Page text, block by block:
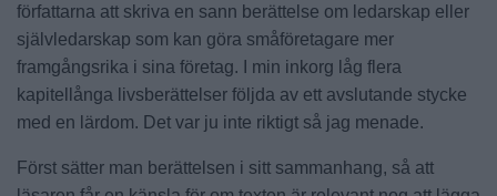
författarna att skriva en sann berättelse om ledarskap eller
självledarskap som kan göra småföretagare mer
framgångsrika i sina företag. I min inkorg låg flera
kapitellånga livsberättelser följda av ett avslutande stycke
med en lärdom. Det var ju inte riktigt så jag menade.
Först sätter man berättelsen i sitt sammanhang, så att